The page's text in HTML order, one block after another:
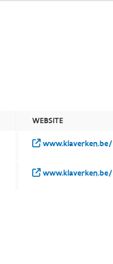
WEBSITE
www.klaverken.be/
www.klaverken.be/